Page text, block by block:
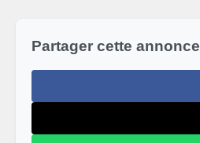
Partager cette annonce